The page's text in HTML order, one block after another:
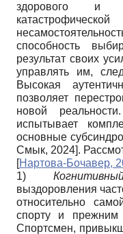
здорового и
способность
результат своих
управлять им,
Высокая
позволяет
новой
испытывает
основные
Смык, 2024].
[Нартова-Бочавер,
1)
выздоровления
относительно
спорту и прежним
Спортсмен,